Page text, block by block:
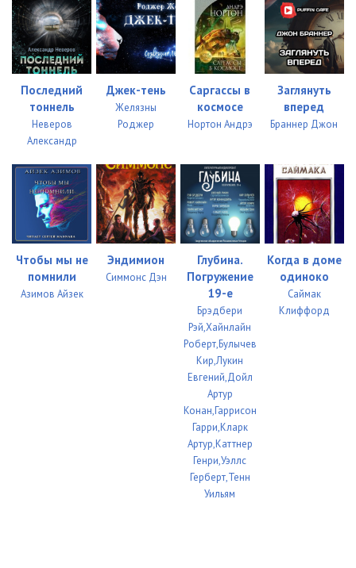
Последний
тоннель
Неверов
Александр
Джек-тень
Желязны
Роджер
Саргассы в
космосе
Нортон Андрэ
Заглянуть
вперед
Браннер Джон
Чтобы мы не
помнили
Азимов Айзек
Эндимион
Симмонс Дэн
Глубина.
Погружение
19-е
Брэдбери
Рэй,Хайнлайн
Роберт,Булычев
Кир,Лукин
Евгений,Дойл
Артур
Конан,Гаррисон
Гарри,Кларк
Артур,Каттнер
Генри,Уэллс
Герберт,Тенн
Уильям
Когда в доме
одиноко
Саймак
Клиффорд